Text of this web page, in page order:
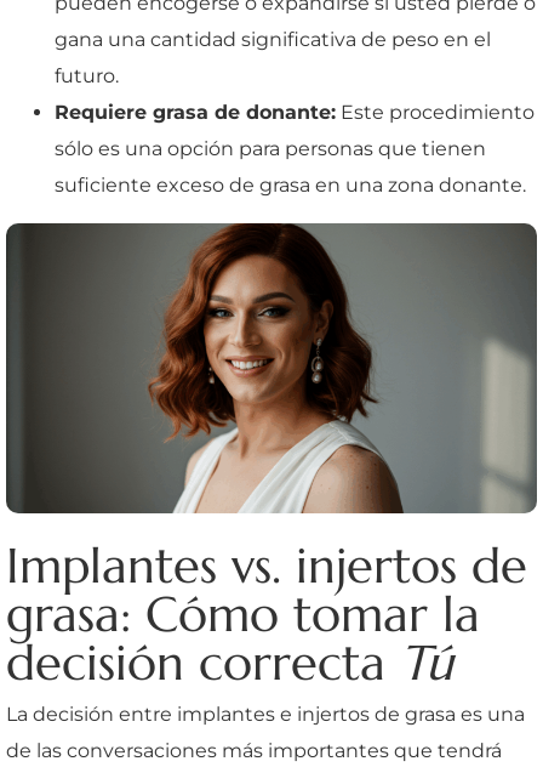
gana una cantidad significativa de peso en el
futuro.
Requiere grasa de donante: Este procedimiento
sólo es una opción para personas que tienen
suficiente exceso de grasa en una zona donante.
Implantes vs. injertos de
grasa: Cómo tomar la
decisión correcta Tú
La decisión entre implantes e injertos de grasa es una
de las conversaciones más importantes que tendrá